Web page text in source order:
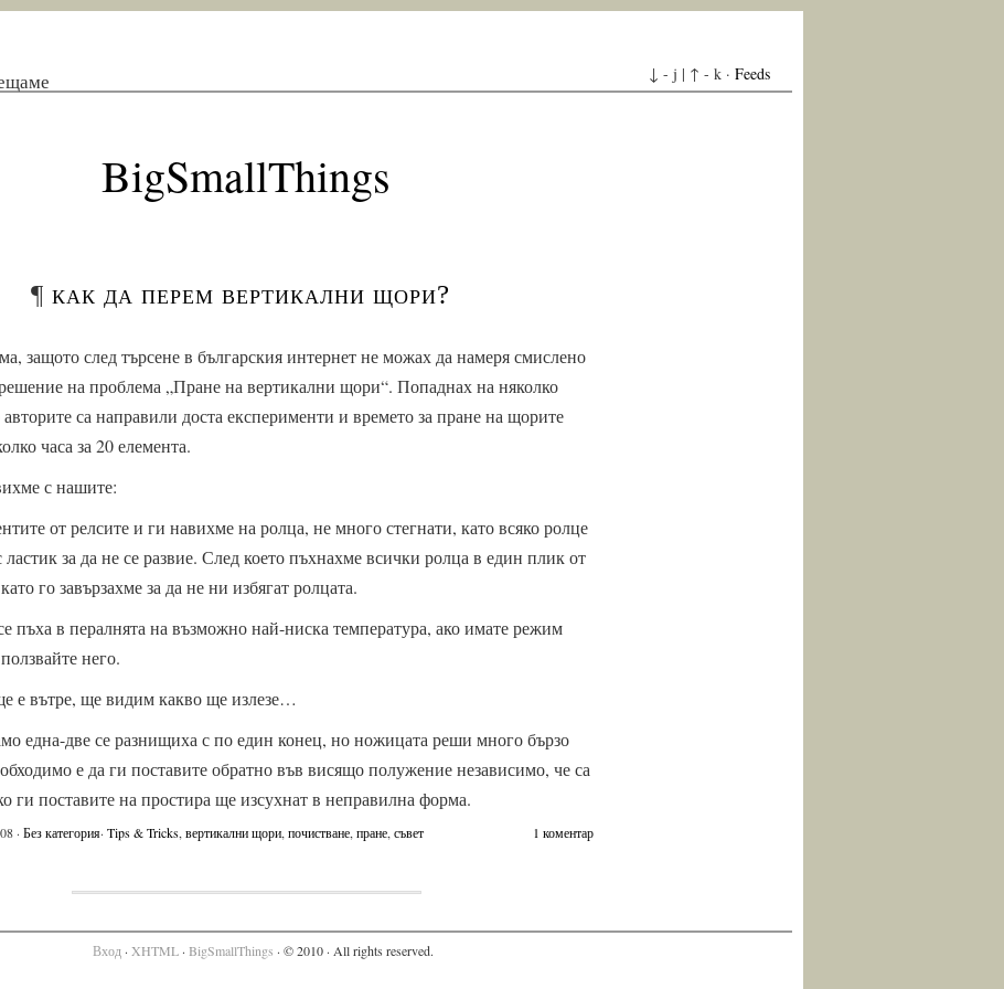
↓ - j | ↑ - k · Feeds
BigSmallThings
¶ как да перем вертикални щори?
защото след търсене в българския интернет не можах да намеря смислено
на проблема „Пране на вертикални щори“. Попаднах на няколко
са направили доста експерименти и времето за пране на щорите
часа за 20 елемента.
с нашите:
от релсите и ги навихме на ролца, не много стегнати, като всяко ролце
ластик за да не се развие. След което пъхнахме всички ролца в един плик от
го завързахме за да не ни избягат ролцата.
пъха в пералнята на възможно най-ниска температура, ако имате режим
него.
е вътре, ще видим какво ще излезе…
една-две се разнищиха с по един конец, но ножицата реши много бързо
е да ги поставите обратно във висящо полужение независимо, че са
ги поставите на простира ще изсухнат в неправилна форма.
· Без категория· Tips & Tricks, вертикални щори, почистване, пране, съвет 1 коментар
Вход· XHTML· BigSmallThings · © 2010 · All rights reserved.